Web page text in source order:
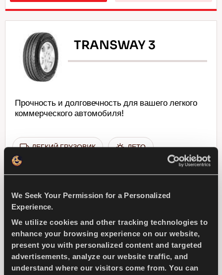
We Seek Your Permission for a Personalized
Experience.
We utilize cookies and other tracking technologies to
enhance your browsing experience on our website,
present you with personalized content and targeted
advertisements, analyze our website traffic, and
understand where our visitors come from. You can
TRANSWAY 3
Прочность и долговечность для вашего легкого
коммерческого автомобиля!
ЛЕГКИЙ ГРУЗОВИК ЛЕТО
ДЛИТЕЛЬНЫЙ СРОК ИЗНОСА
УПРАВЛЯЕМОСТЬ НА МОКРОЙ ДОРОГЕ
ПРОЧНОСТЬ
УПРАВЛЯЕМОСТЬ НА СУХОЙ ДОРОГЕ
ТОРМОЖЕНИЕ НА СУХОЙ ДОРОГЕ